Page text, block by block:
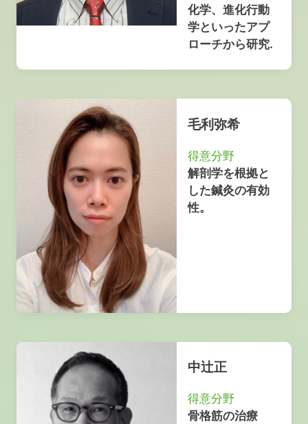
化学、進化行動
学といったアプ
ローチから研究.
毛利弥希
得意分野
解剖学を根拠と
した鍼灸の有効
性。
中辻正
得意分野
骨格筋の治療